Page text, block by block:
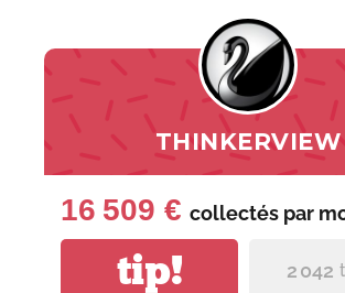
THINKERVIEW
16 509 € collectés par
tip! 2 042